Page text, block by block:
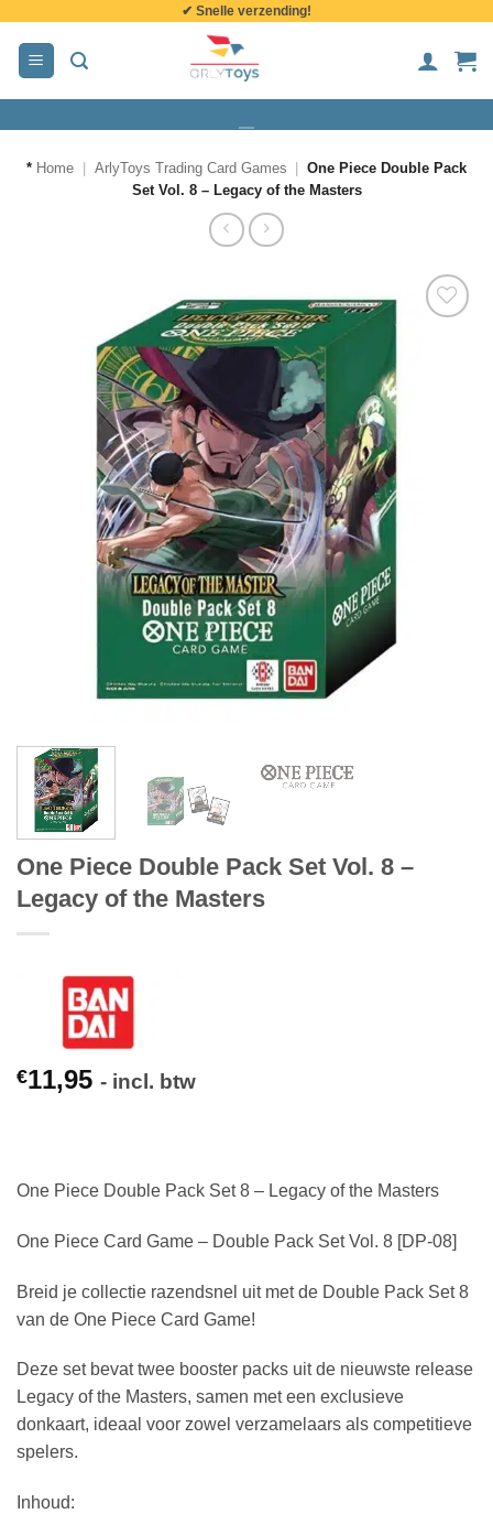
inhoud
✔ Snelle verzending!
* Home ArlyToys Trading Card Games
One Piece Double Pack
Set Vol. 8 – Legacy of the Masters
One Piece Double Pack Set Vol. 8 –
Legacy of the Masters
€11,95 - incl. btw
One Piece Double Pack Set 8 – Legacy of the Masters
One Piece Card Game – Double Pack Set Vol. 8 [DP-08]
Breid je collectie razendsnel uit met de Double Pack Set 8
van de One Piece Card Game!
Deze set bevat twee booster packs uit de nieuwste release
Legacy of the Masters, samen met een exclusieve
donkaart, ideaal voor zowel verzamelaars als competitieve
spelers.
Inhoud: